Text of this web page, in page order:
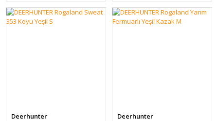
Deerhunter
Deerhunter